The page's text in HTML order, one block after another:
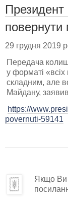
29 грудня 2019
Передача
у форматі
складним, але
Майдану,
https://
povernuti-59141
Якщо Ви